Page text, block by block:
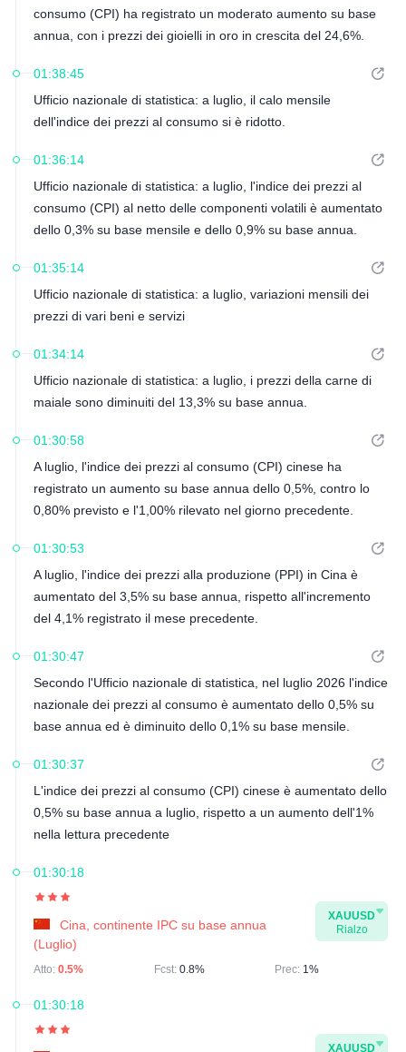
consumo (CPI) ha registrato un moderato aumento su base
annua, con i prezzi dei gioielli in oro in crescita del 24,6%.
01:38:45
Ufficio nazionale di statistica: a luglio, il calo mensile
dell'indice dei prezzi al consumo si è ridotto.
01:36:14
Ufficio nazionale di statistica: a luglio, l'indice dei prezzi al
consumo (CPI) al netto delle componenti volatili è aumentato
dello 0,3% su base mensile e dello 0,9% su base annua.
01:35:14
Ufficio nazionale di statistica: a luglio, variazioni mensili dei
prezzi di vari beni e servizi
01:34:14
Ufficio nazionale di statistica: a luglio, i prezzi della carne di
maiale sono diminuiti del 13,3% su base annua.
01:30:58
A luglio, l'indice dei prezzi al consumo (CPI) cinese ha
registrato un aumento su base annua dello 0,5%, contro lo
0,80% previsto e l'1,00% rilevato nel giorno precedente.
01:30:53
A luglio, l'indice dei prezzi alla produzione (PPI) in Cina è
aumentato del 3,5% su base annua, rispetto all'incremento
del 4,1% registrato il mese precedente.
01:30:47
Secondo l'Ufficio nazionale di statistica, nel luglio 2026 l'indice
nazionale dei prezzi al consumo è aumentato dello 0,5% su
base annua ed è diminuito dello 0,1% su base mensile.
01:30:37
L'indice dei prezzi al consumo (CPI) cinese è aumentato dello
0,5% su base annua a luglio, rispetto a un aumento dell'1%
nella lettura precedente
01:30:18
Cina, continente IPC su base annua
(Luglio)
XAUUSD
Rialzo
Atto: 0.5% Fcst: 0.8% Prec: 1%
01:30:18
XAUUSD